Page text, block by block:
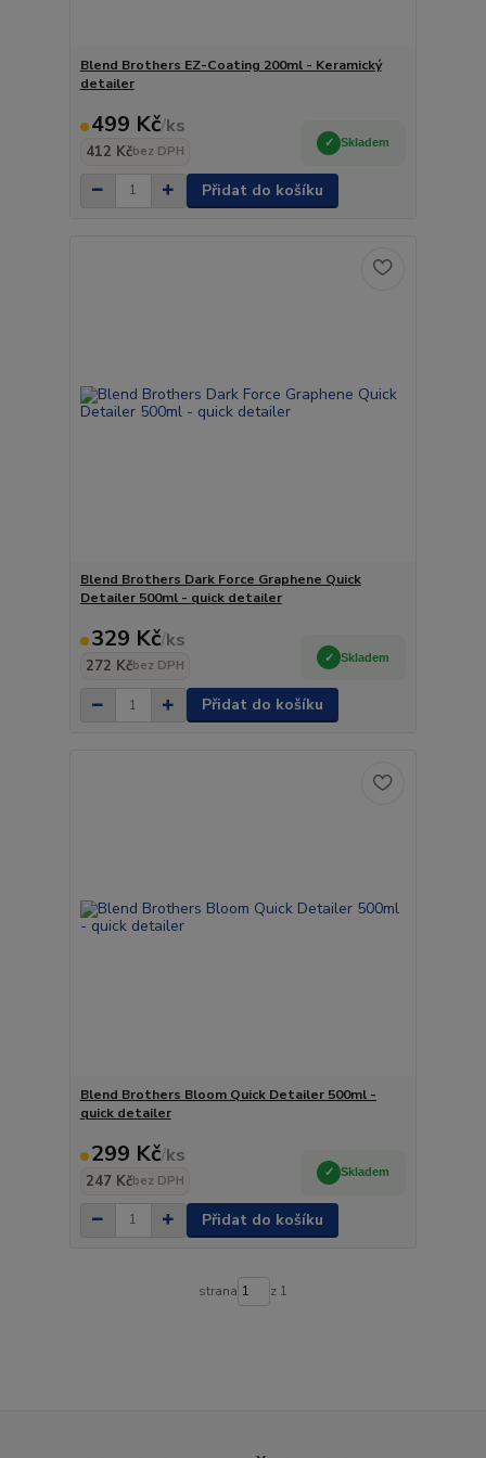
Blend Brothers EZ-Coating 200ml - Keramický
detailer
499 Kč/ks
412 Kčbez DPH
Skladem
Přidat do košíku
Blend Brothers Dark Force Graphene Quick
Detailer 500ml - quick detailer
329 Kč/ks
272 Kčbez DPH
Skladem
Přidat do košíku
Blend Brothers Bloom Quick Detailer 500ml -
quick detailer
299 Kč/ks
247 Kčbez DPH
Skladem
Přidat do košíku
strana z 1